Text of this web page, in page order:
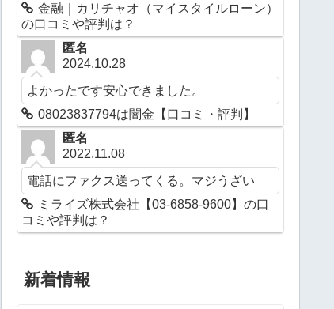
金融｜カリチャオ（マイスタイルローン）
の口コミや評判は？
匿名
2024.10.28
よかったです安心できました。
08023837794は闇金【口コミ・評判】
匿名
2022.11.08
電話にファクス送ってくる。マジうざい
ミライズ株式会社【03-6858-9600】の口
コミや評判は？
新着情報